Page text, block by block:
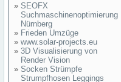
» SEOFX
Suchmaschinenoptimierung
Nürnberg
» Frieden Umzüge
» www.solar-projects.eu
» 3D Visualisierung von
Render Vision
» Socken Strümpfe
Strumpfhosen Leggings